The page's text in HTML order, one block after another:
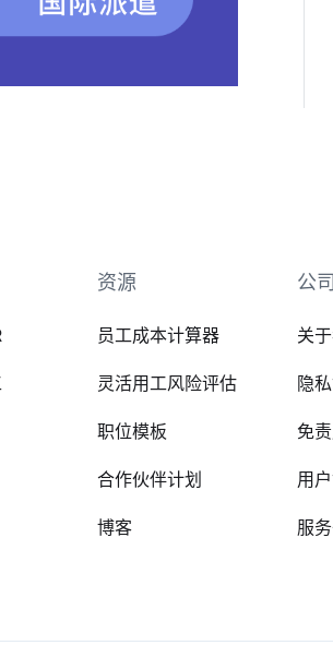
资源
员工成本计算器
灵活用工风险评估
职位模板
合作伙伴计划
博客
公
关
隐
免
用
服